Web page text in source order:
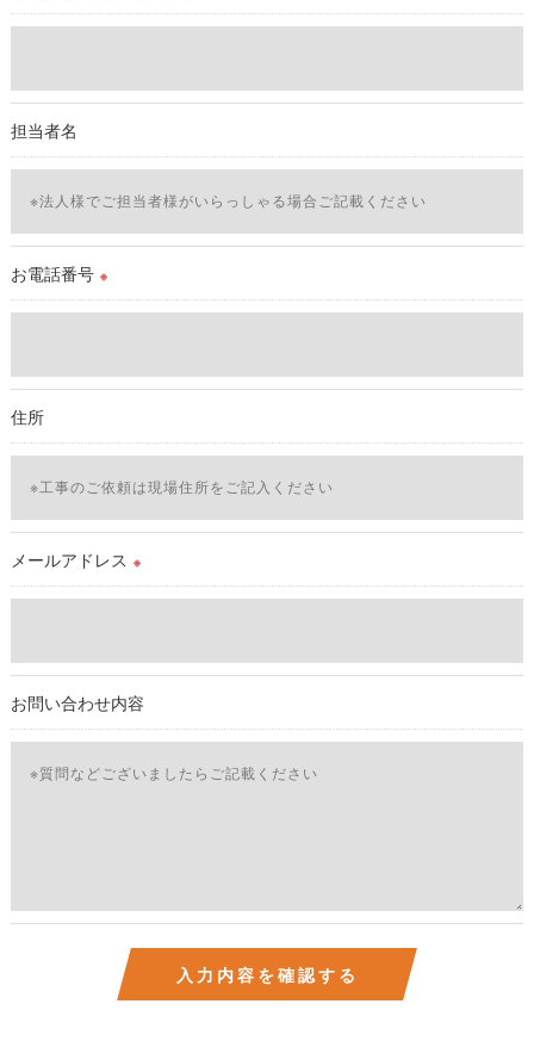
外部に委託する場合があります。
これらの委託先に対しては個人情報保護契約等の措置をとり、
適切な監督を行います。
＜個人情報の安全管理＞
当社では、個人情報の漏洩等がなされないよう、適切に安全管
理対策を実施します。
をご提供できない場合がございますので予めご了承ください。
＜個人情報の開示･訂正・削除･利用停止の手続について＞
続を定めさせて頂いております。
ご本人である事を確認のうえ、対応させて頂きます。
個人情報の開示･訂正･削除・利用停止の具体的手続きにつきま
しては、お電話でお問合せ下さい。v
担当者名
お電話番号 ※
住所
メールアドレス ※
お問い合わせ内容